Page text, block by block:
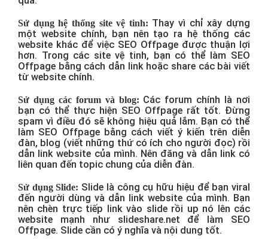
Sử dụng hệ thống site vệ tinh: Thay vì chỉ xây dựng
một website chính, bạn nên tạo ra hệ thống các
website khác để việc SEO Offpage được thuận lợi
hơn. Trong các site vệ tinh, bạn có thể làm SEO
Offpage bằng cách dẫn link hoặc share các bài viết
từ website chính.
Sử dụng các forum và blog: Các forum chính là nơi
bạn có thể thực hiện SEO Offpage rất tốt. Đừng
spam vì điều đó sẽ không hiệu quả lắm. Bạn có thể
làm SEO Offpage bằng cách viết ý kiến trên diễn
đàn, blog (viết những thứ có ích cho người đọc) rồi
dẫn link website của mình. Nên đăng và dẫn link có
liên quan đến topic chung của diễn đàn.
Sử dụng Slide: Slide là công cụ hữu hiệu để bạn viral
đến người dùng và dẫn link website của mình. Bạn
nên chèn trực tiếp link vào slide rồi up nó lên các
website mạnh như slideshare.net để làm SEO
Offpage. Slide cần có ý nghĩa và nội dung tốt.